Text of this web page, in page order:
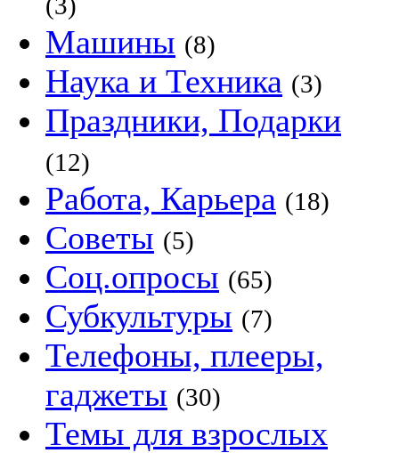
Машины (8)
Наука и Техника (3)
Праздники, Подарки
(12)
Работа, Карьера (18)
Советы (5)
Соц.опросы (65)
Субкультуры (7)
Телефоны, плееры,
гаджеты (30)
Темы для взрослых